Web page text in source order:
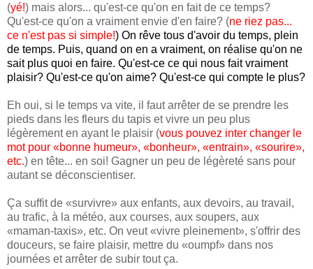
(yé!) mais alors... qu'est-ce qu'on en fait de ce temps?
Qu'est-ce qu'on a vraiment envie d'en faire? (ne riez pas...
ce n'est pas si simple!) On rêve tous d'avoir du temps, plein
de temps. Puis, quand on en a vraiment, on réalise qu'on ne
sait plus quoi en faire. Qu'est-ce ce qui nous fait vraiment
plaisir? Qu'est-ce qu'on aime? Qu'est-ce qui compte le plus?
Eh oui, si le temps va vite, il faut arrêter de se prendre les
pieds dans les fleurs du tapis et vivre un peu plus
légèrement en ayant le plaisir (vous pouvez inter changer le
mot pour «bonne humeur», «bonheur», «entrain», «sourire»,
etc.) en tête... en soi! Gagner un peu de légèreté sans pour
autant se déconscientiser.
Ça suffit de «survivre» aux enfants, aux devoirs, au travail,
au trafic, à la météo, aux courses, aux soupers, aux
«maman-taxis», etc. On veut «vivre pleinement», s'offrir des
douceurs, se faire plaisir, mettre du «oumpf» dans nos
journées et arrêter de subir tout ça.